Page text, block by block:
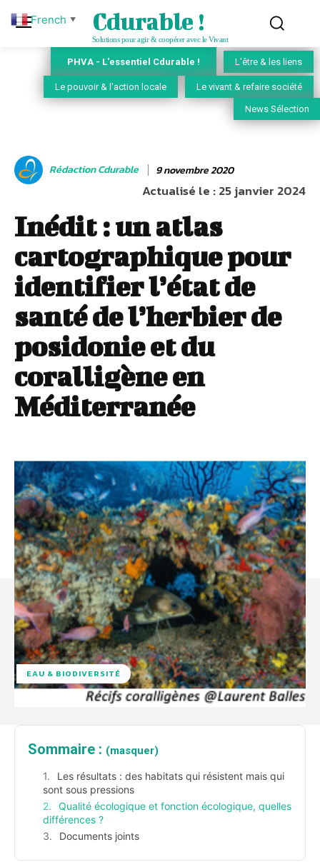
Cdurable !
Solutions pour agir & coopérer avec le Vivant
PHVA - L'essentiel Cdurable ! L'être & les liens
Le pouvoir & l'action locale Le vivant & refaire société
News Sélection
Rédaction Cdurable 9 novembre 2020
Actualisé le :25 janvier 2024
Inédit : un atlas
cartographique pour
identifier l’état de
santé de l’herbier de
posidonie et du
coralligène en
Méditerranée
EAU & BIODIVERSITÉ
Sommaire : (masquer)
Les résultats : des habitats qui résistent mais qui
sont sous pressions
Qualité écologique et fonction écologique, quelles
différences ?
Documents joints
French ▼